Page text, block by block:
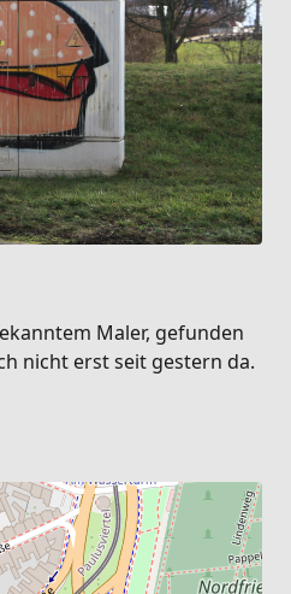
Maler, gefunden
nicht erst seit gestern da.